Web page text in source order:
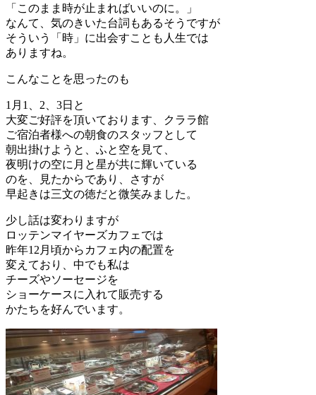
「このまま時が止まればいいのに。」
なんて、気のきいた台詞もあるそうですが
そういう「時」に出会すことも人生では
ありますね。
こんなことを思ったのも
1月1、2、3日と
大変ご好評を頂いております、クララ館
ご宿泊者様への朝食のスタッフとして
朝出掛けようと、ふと空を見て、
夜明けの空に月と星が共に輝いている
のを、見たからであり、さすが
早起きは三文の徳だと微笑みました。
少し話は変わりますが
ロッテンマイヤーズカフェでは
昨年12月頃からカフェ内の配置を
変えており、中でも私は
チーズやソーセージを
ショーケースに入れて販売する
かたちを好んでいます。